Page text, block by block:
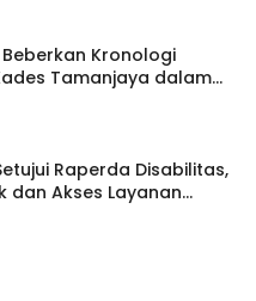
Kronologi
Tamanjaya dalam
Raperda Disabilitas,
dan Akses Layanan